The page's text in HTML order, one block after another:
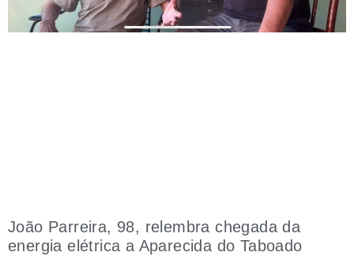
João Parreira, 98, relembra chegada da
energia elétrica a Aparecida do Taboado